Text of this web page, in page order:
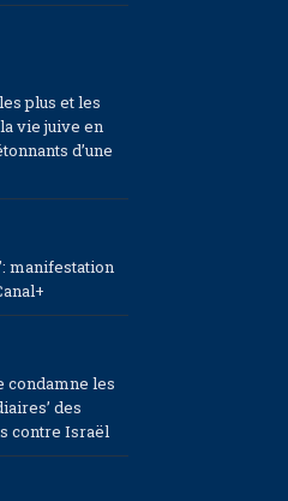
plus et les
vie juive en
d’une
manifestation
condamne les
des
contre Israël